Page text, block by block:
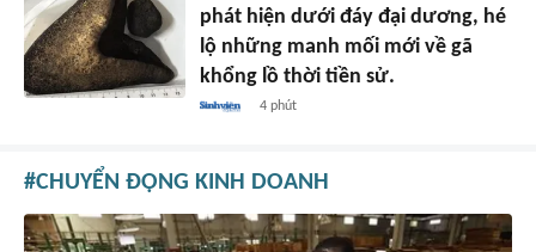
phát hiện dưới đáy đại dương, hé
lộ những manh mối mới về gã
khổng lồ thời tiền sử.
4 phút
CHUYỂN ĐỘNG KINH DOANH